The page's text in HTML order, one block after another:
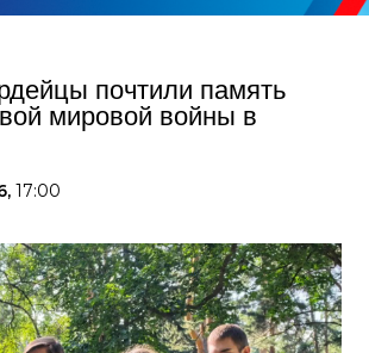
почтили память
мировой войны в
17:00